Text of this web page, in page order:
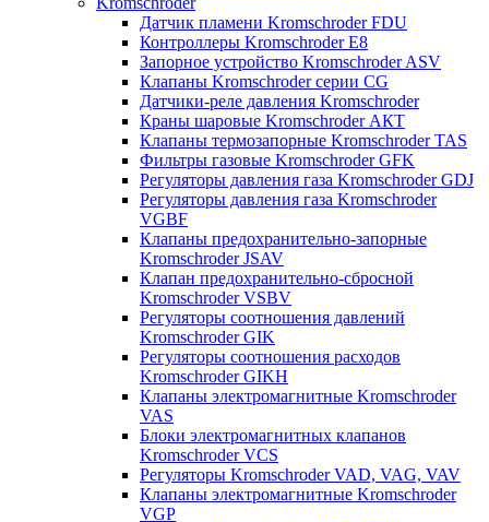
Датчик пламени Kromschroder FDU
Контроллеры Kromschroder E8
Запорное устройство Kromschroder ASV
Клапаны Kromschroder серии CG
Датчики-реле давления Kromschroder
Краны шаровые Kromschroder АКТ
Клапаны термозапорные Kromschroder TAS
Фильтры газовые Kromschroder GFK
Регуляторы давления газа Kromschroder GDJ
Регуляторы давления газа Kromschroder
VGBF
Клапаны предохранительно-запорные
Kromschroder JSAV
Клапан предохранительно-сбросной
Kromschroder VSBV
Регуляторы соотношения давлений
Kromschroder GIK
Регуляторы соотношения расходов
Kromschroder GIKH
Клапаны электромагнитные Kromschroder
VAS
Блоки электромагнитных клапанов
Kromschroder VCS
Регуляторы Kromschroder VAD, VAG, VAV
Клапаны электромагнитные Kromschroder
VGP